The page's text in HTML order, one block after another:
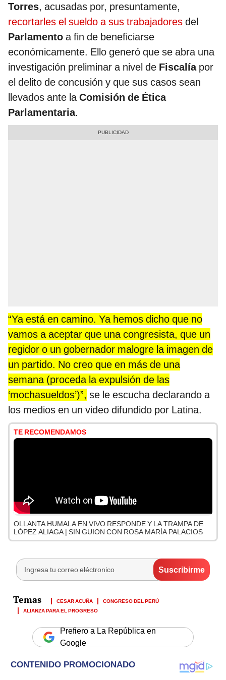
Torres, acusadas por, presuntamente,
recortarles el sueldo a sus trabajadores del
Parlamento a fin de beneficiarse
económicamente. Ello generó que se abra una
investigación preliminar a nivel de Fiscalía por
el delito de concusión y que sus casos sean
llevados ante laComisión de Ética
Parlamentaria.
“Ya está en camino. Ya hemos dicho que no
vamos a aceptar que una congresista, que un
regidor o un gobernador malogre la imagen de
un partido. No creo que en más de una
semana (proceda la expulsión de las
‘mochasueldos’)”, se le escucha declarando a
los medios en un video difundido por Latina.
TE RECOMENDAMOS
OLLANTA HUMALA EN VIVO RESPONDE Y LA TRAMPA DE
LÓPEZ ALIAGA | SIN GUION CON ROSA MARÍA PALACIOS
CESAR ACUÑA
CONGRESO DEL PERÚ
ALIANZA PARA EL PROGRESO
Prefiero a La República en
Google